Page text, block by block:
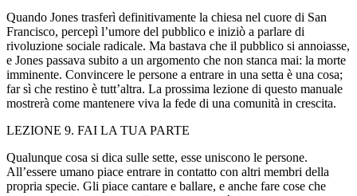
Quando Jones trasferì definitivamente la chiesa nel cuore di San
Francisco, percepì l’umore del pubblico e iniziò a parlare di
rivoluzione sociale radicale. Ma bastava che il pubblico si annoiasse,
e Jones passava subito a un argomento che non stanca mai: la morte
imminente. Convincere le persone a entrare in una setta è una cosa;
far sì che restino è tutt’altra. La prossima lezione di questo manuale
mostrerà come mantenere viva la fede di una comunità in crescita.
LEZIONE 9. FAI LA TUA PARTE
Qualunque cosa si dica sulle sette, esse uniscono le persone.
All’essere umano piace entrare in contatto con altri membri della
propria specie. Gli piace cantare e ballare, e anche fare cose che